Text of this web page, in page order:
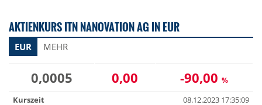
AKTIENKURS ITN NANOVATION AG IN EUR
EUR MEHR
0,0005 0,00 -90,00 %
Kurszeit
08.12.2023 17:35:09